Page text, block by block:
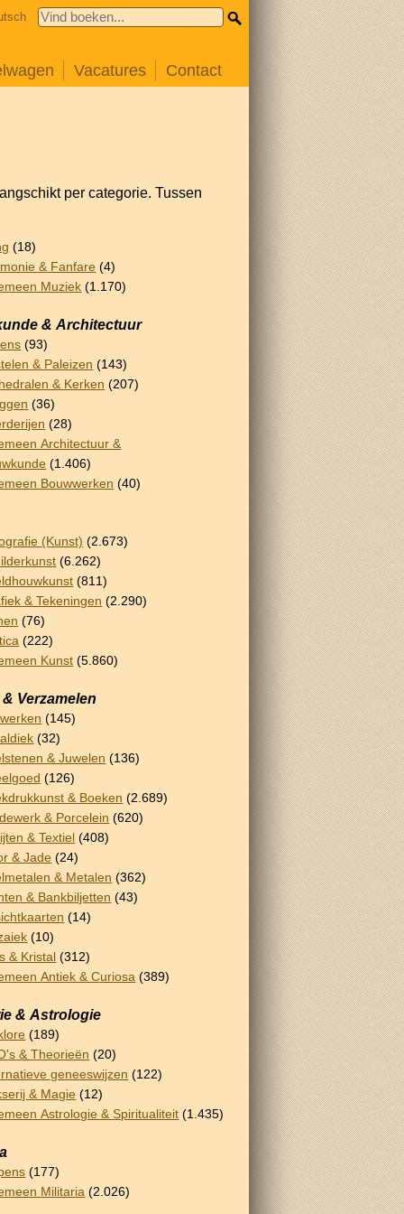
Vacatures Contact
per categorie. Tussen
(18)
& Fanfare (4)
Muziek (1.170)
& Architectuur
(93)
& Paleizen (143)
& Kerken (207)
(36)
(28)
Architectuur &
(1.406)
Bouwwerken (40)
(Kunst) (2.673)
(6.262)
(811)
& Tekeningen (2.290)
(76)
(222)
Kunst (5.860)
Verzamelen
(145)
(32)
& Juwelen (136)
(126)
& Boeken (2.689)
& Porcelein (620)
& Textiel (408)
& Jade (24)
& Metalen (362)
& Bankbiljetten (43)
(14)
(10)
& Kristal (312)
Antiek & Curiosa (389)
& Astrologie
(189)
& Theorieën (20)
geneeswijzen (122)
& Magie (12)
Astrologie & Spiritualiteit (1.435)
(177)
Militaria (2.026)